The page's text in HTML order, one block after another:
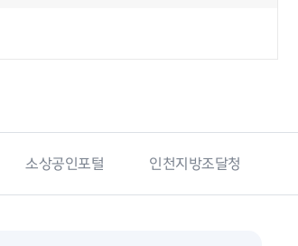
인천지방조달청 국가기록원